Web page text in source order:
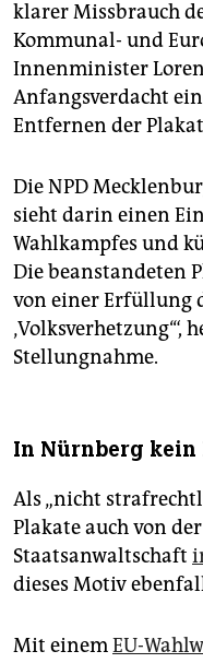
klarer Missbrauch
Kommunal- und
Innenminister
Anfangsverdacht
Entfernen der
Die NPD
sieht darin einen
Wahlkampfes und
Die beanstandeten
von einer Erfüllung
‚Volksverhetzung‘“,
Stellungnahme.
In Nürnberg kein
Als „nicht
Plakate auch von
Staatsanwaltschaft
dieses Motiv
Mit einemEU-